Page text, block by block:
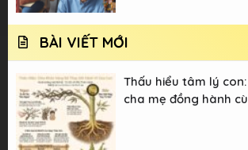
BÀI VIẾT MỚI
Thấu hiểu tâm lý
cha mẹ đồng hành